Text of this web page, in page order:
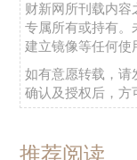
财新网所刊载内容
专属所有或持有。
建立镜像等任何使
如有意愿转载，请
确认及授权后，方
推荐阅读